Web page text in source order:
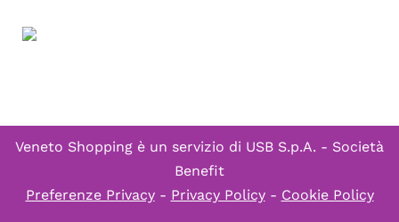
Veneto Shopping è un servizio di USB S.p.A. - Società
Benefit
Preferenze Privacy- Privacy Policy- Cookie Policy